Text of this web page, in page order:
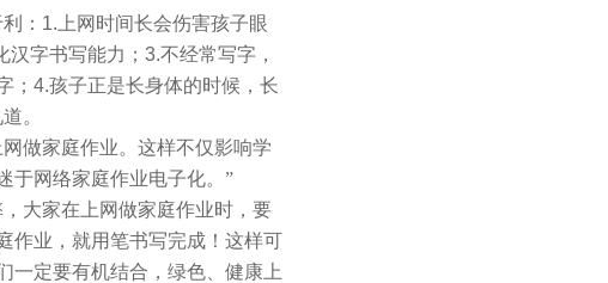
： 1. 上网时间长会伤害孩子眼
字书写能力； 3.不经常写字，
； 4.孩子正是长身体的时候，长
。
做家庭作业。这样不仅影响学
于网络家庭作业电子化。”
大家在上网做家庭作业时，要
作业，就用笔书写完成！这样可
一定要有机结合，绿色、健康上